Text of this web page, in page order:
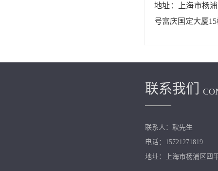
地址：上海市杨
号富庆国定大厦
联系我们
联系人：耿先生
电话：15721271819
地址：上海市杨浦区四